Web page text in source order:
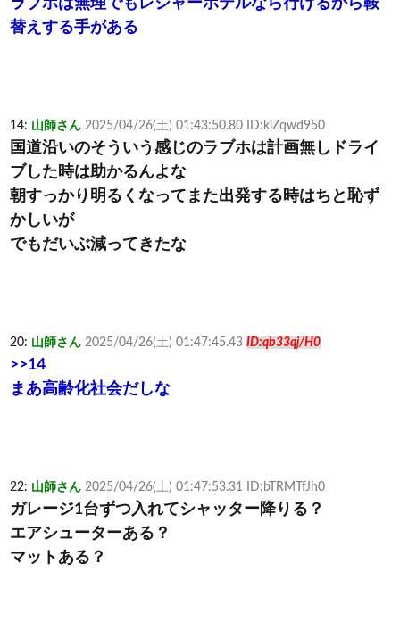
ラブホは無理でもレジャーホテルなら行けるから鞍
替えする手がある
14: 山師さん 2025/04/26(土) 01:43:50.80 ID:kiZqwd950
国道沿いのそういう感じのラブホは計画無しドライ
ブした時は助かるんよな
朝すっかり明るくなってまた出発する時はちと恥ず
かしいが
でもだいぶ減ってきたな
20: 山師さん 2025/04/26(土) 01:47:45.43 ID:qb33qj/H0
>>14
まあ高齢化社会だしな
22: 山師さん 2025/04/26(土) 01:47:53.31 ID:bTRMTfJh0
ガレージ1台ずつ入れてシャッター降りる？
エアシューターある？
マットある？